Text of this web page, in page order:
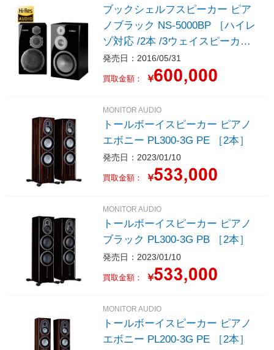
ブックシェルフスピーカー ピア
ノブラック NS-5000BP ［ハイレ
ゾ対応 /2本 /3ウェイスピーカ
ー］
発売日：2016/05/31
買取金額： ￥
MONITOR AUDIO
トールボーイスピーカー ピアノ
エボニー PL300-3G PE ［2本］
発売日：2023/01/10
買取金額： ￥
MONITOR AUDIO
トールボーイスピーカー ピアノ
ブラック PL300-3G PB ［2本］
発売日：2023/01/10
買取金額： ￥
MONITOR AUDIO
トールボーイスピーカー ピアノ
エボニー PL200-3G PE ［2本］